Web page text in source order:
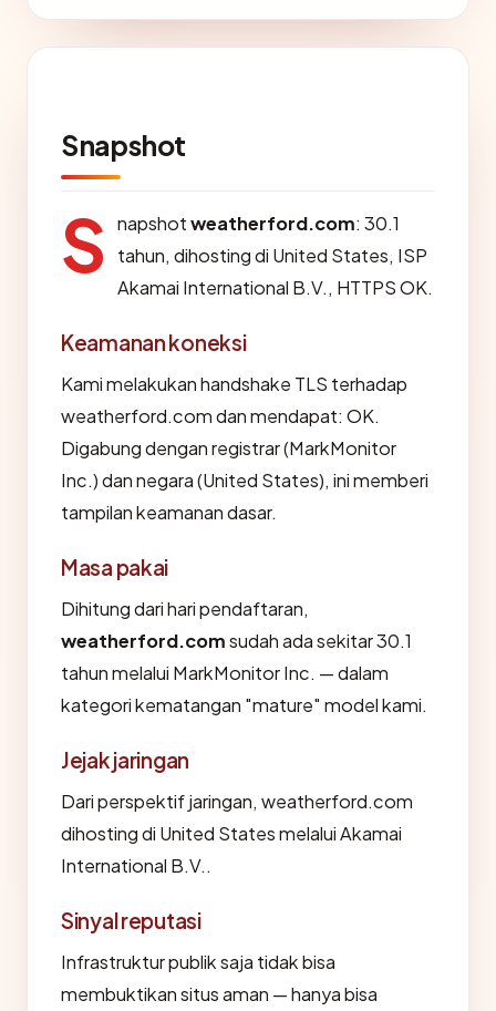
Snapshot
S napshotweatherford.com: 30.1
tahun, dihosting di United States, ISP
Akamai International B.V., HTTPS OK.
Keamanan koneksi
Kami melakukan handshake TLS terhadap
weatherford.com dan mendapat: OK.
Digabung dengan registrar (MarkMonitor
Inc.) dan negara (United States), ini memberi
tampilan keamanan dasar.
Masa pakai
Dihitung dari hari pendaftaran,
weatherford.comsudah ada sekitar 30.1
tahun melalui MarkMonitor Inc. — dalam
kategori kematangan "mature" model kami.
Jejak jaringan
Dari perspektif jaringan, weatherford.com
dihosting di United States melalui Akamai
International B.V..
Sinyal reputasi
Infrastruktur publik saja tidak bisa
membuktikan situs aman — hanya bisa